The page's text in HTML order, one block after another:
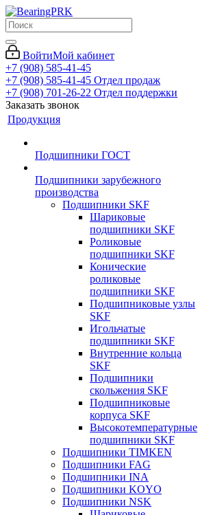
ВойтиМой кабинет
+7 (908) 585-41-45
+7 (908) 585-41-45 Отдел продаж
+7 (908) 701-26-22 Отдел поддержки
Заказать звонок
Продукция
Подшипники ГОСТ
Подшипники зарубежного
производства
Подшипники SKF
Шариковые
подшипники SKF
Роликовые
подшипники SKF
Конические
роликовые
подшипники SKF
Подшипниковые узлы
SKF
Игольчатые
подшипники SKF
Внутренние кольца
SKF
Подшипники
скольжения SKF
Подшипниковые
корпуса SKF
Высокотемпературные
подшипники SKF
Подшипники TIMKEN
Подшипники FAG
Подшипники INA
Подшипники KOYO
Подшипники NSK